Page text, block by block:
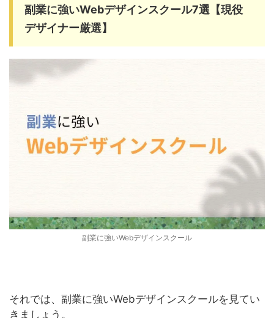
副業に強いWebデザインスクール7選【現役
デザイナー厳選】
副業に強いWebデザインスクール
それでは、副業に強いWebデザインスクールを見てい
きましょう。